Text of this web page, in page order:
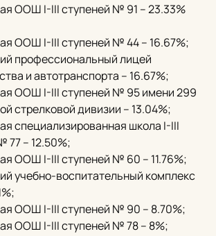
ООШ I-III ступеней № 91 – 23.33%
ООШ I-III ступеней № 44 – 16.67%;
профессиональный лицей
и автотранспорта – 16.67%;
ООШ I-III ступеней № 95 имени 299
стрелковой дивизии – 13.04%;
специализированная школа I-III
77 – 12.50%;
ООШ I-III ступеней № 60 – 11.76%;
учебно-воспитательный комплекс
ООШ I-III ступеней № 90 – 8.70%;
ООШ I-III ступеней № 78 – 8%;